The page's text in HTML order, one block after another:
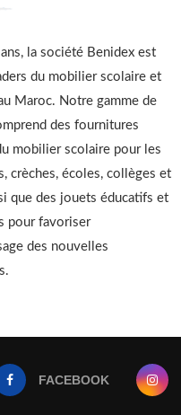
la société Benidex est
du mobilier scolaire et
Maroc. Notre gamme de
des fournitures
mobilier scolaire pour les
crèches, écoles, collèges et
que des jouets éducatifs et
pour favoriser
des nouvelles
FACEBOOK